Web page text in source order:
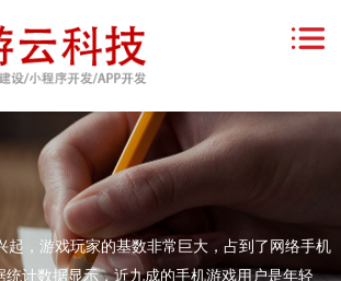
起，游戏玩家的基数非常巨大，占到了网络手机
统计数据显示，近九成的手机游戏用户是年轻